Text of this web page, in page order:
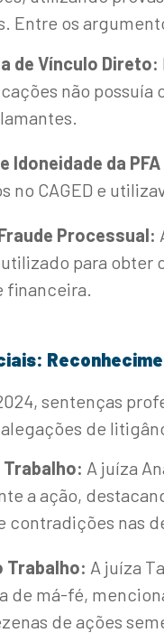
Entre os
de Vínculo Direto:
não possuía
Idoneidade da
no CAGED e
Processual:
para obter
financeira.
sentenças
de
Trabalho: A juíza
a ação,
contradições nas
Trabalho: A juíza
de má-fé,
de ações